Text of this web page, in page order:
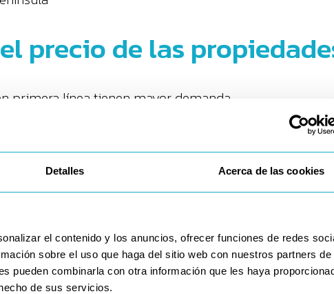
Detalles Acerca de las cookies
el contenido y los anuncios, ofrecer funciones de redes
sobre el uso que haga del sitio web con nuestros partners de
pueden combinarla con otra información que les haya
de sus servicios.
precio de las
primera línea tienen mayor demanda.
normativa urbanística actual.
de tipo fijoad, lo que eleva los precios.
en Ibiza
realista, viable y bien negociada. Trabajamos
la previsibilidad a largo plazo.